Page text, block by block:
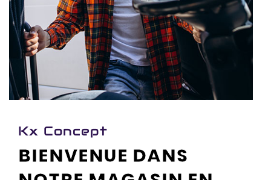
Kx Concept
BIENVENUE DANS